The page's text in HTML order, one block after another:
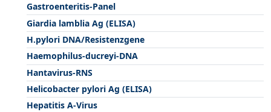
Gastroenteritis-Panel
Giardia lamblia Ag (ELISA)
H.pylori DNA/Resistenzgene
Haemophilus-ducreyi-DNA
Hantavirus-RNS
Helicobacter pylori Ag (ELISA)
Hepatitis A-Virus